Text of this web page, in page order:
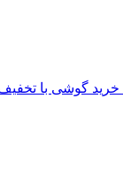
خرید گوشی با